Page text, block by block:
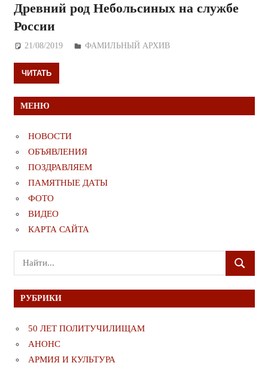
Древний род Небольсиных на службе
России
21/08/2019 Дежурный по Редакции
ФАМИЛЬНЫЙ АРХИВ
ЧИТАТЬ
МЕНЮ
НОВОСТИ
ОБЪЯВЛЕНИЯ
ПОЗДРАВЛЯЕМ
ПАМЯТНЫЕ ДАТЫ
ФОТО
ВИДЕО
КАРТА САЙТА
Поиск
для:
ПОИСК
РУБРИКИ
50 ЛЕТ ПОЛИТУЧИЛИЩАМ
АНОНС
АРМИЯ И КУЛЬТУРА